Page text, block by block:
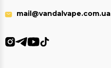
mail@vandalvape.com.ua